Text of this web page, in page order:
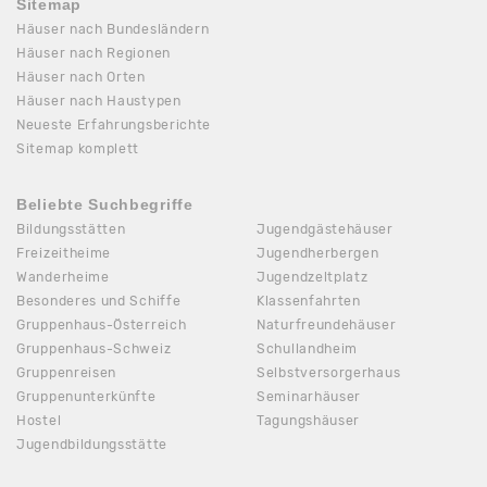
Sitemap
Häuser nach Bundesländern
Häuser nach Regionen
Häuser nach Orten
Häuser nach Haustypen
Neueste Erfahrungsberichte
Sitemap komplett
Beliebte Suchbegriffe
Bildungsstätten
Freizeitheime
Wanderheime
Besonderes und Schiffe
Gruppenhaus-Österreich
Gruppenhaus-Schweiz
Gruppenreisen
Gruppenunterkünfte
Hostel
Jugendbildungsstätte
Jugendgästehäuser
Jugendherbergen
Jugendzeltplatz
Klassenfahrten
Naturfreundehäuser
Schullandheim
Selbstversorgerhaus
Seminarhäuser
Tagungshäuser